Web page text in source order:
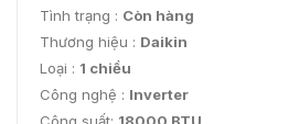
Tình trạng : Còn hàng
Thương hiệu : Daikin
Loại : 1 chiều
Công nghệ : Inverter